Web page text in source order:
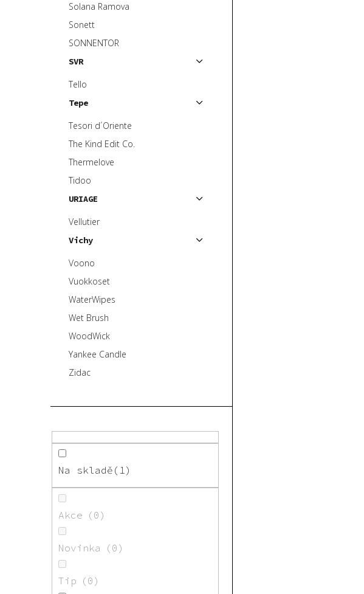
Solana Ramova
Sonett
SONNENTOR
SVR
Tello
Tepe
Tesori d´Oriente
The Kind Edit Co.
Thermelove
Tidoo
URIAGE
Vellutier
Vichy
Voono
Vuokkoset
WaterWipes
Wet Brush
WoodWick
Yankee Candle
Zidac
Na skladě 1
Akce 0
Novinka 0
Tip 0